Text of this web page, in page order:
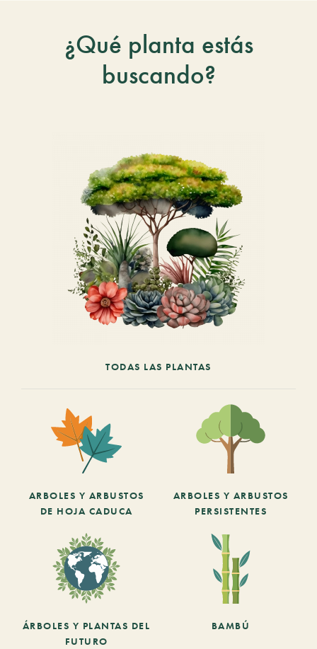
¿Qué planta estás
buscando?
TODAS LAS PLANTAS
ARBOLES Y ARBUSTOS
DE HOJA CADUCA
ARBOLES Y ARBUSTOS
PERSISTENTES
ÁRBOLES Y PLANTAS DEL
FUTURO
BAMBÚ